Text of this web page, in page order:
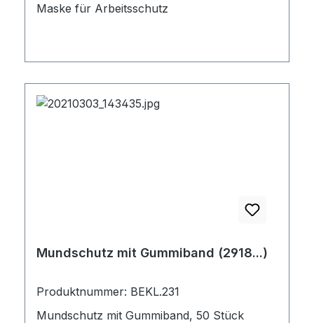
Maske für Arbeitsschutz
Mundschutz mit Gummiband (2918...)
Produktnummer: BEKL.231
Mundschutz mit Gummiband, 50 Stück